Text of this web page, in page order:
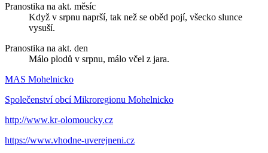
Pranostika na akt. měsíc
Když v srpnu naprší, tak než se oběd pojí, všecko slunce
vysuší.
Pranostika na akt. den
Málo plodů v srpnu, málo včel z jara.
MAS Mohelnicko
Společenství obcí Mikroregionu Mohelnicko
http://www.kr-olomoucky.cz
https://www.vhodne-uverejneni.cz